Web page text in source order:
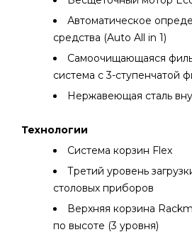
Автоматическое
средства (Auto All in 1)
Самоочищающаяся
система с 3-ступенчатой
Нержавеющая сталь
Технологии
Система корзин Flex
Третий уровень
столовых приборов
Верхняя корзина
по высоте (3 уровня)